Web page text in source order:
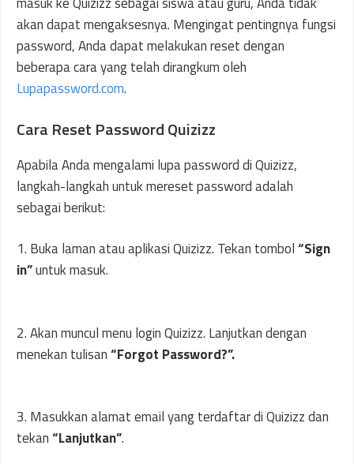
akan dapat mengaksesnya. Mengingat pentingnya fungsi
password, Anda dapat melakukan reset dengan
beberapa cara yang telah dirangkum oleh
Lupapassword.com.
Cara Reset Password Quizizz
Apabila Anda mengalami lupa password di Quizizz,
langkah-langkah untuk mereset password adalah
sebagai berikut:
1. Buka laman atau aplikasi Quizizz. Tekan tombol“Sign
in”untuk masuk.
2. Akan muncul menu login Quizizz. Lanjutkan dengan
menekan tulisan“Forgot Password?”.
3. Masukkan alamat email yang terdaftar di Quizizz dan
tekan“Lanjutkan”.